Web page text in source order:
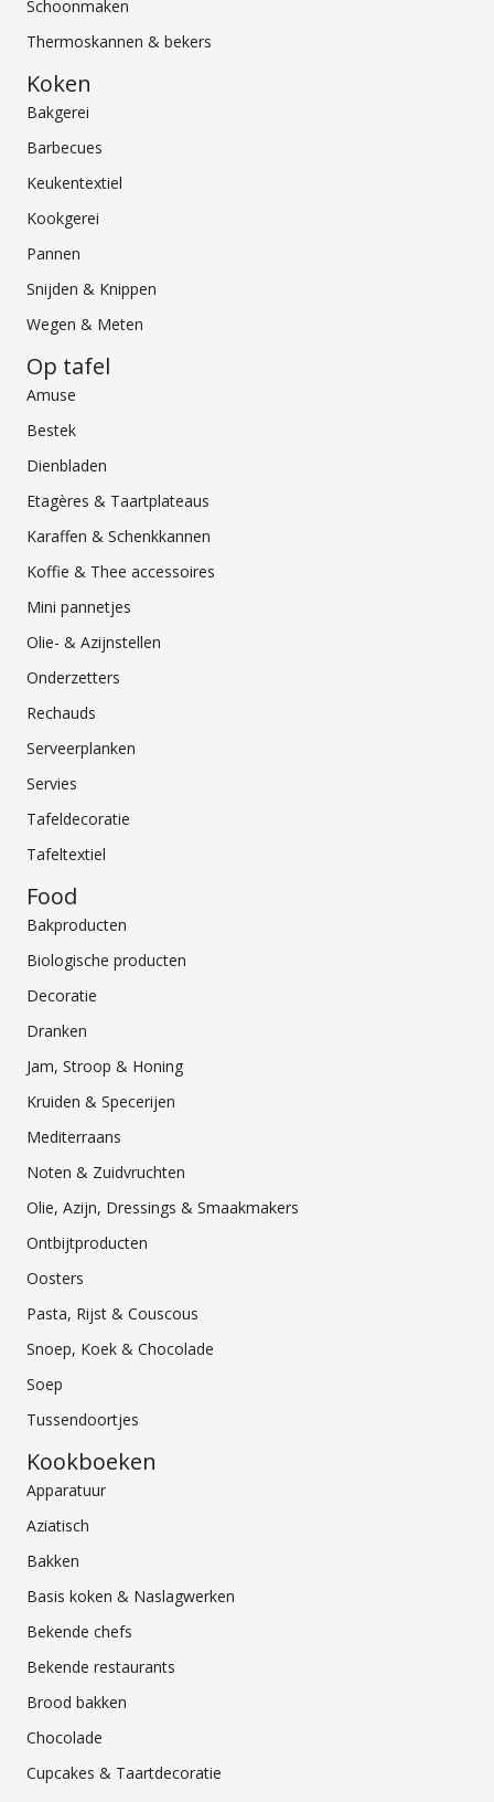
Schoonmaken
Thermoskannen & bekers
Koken
Bakgerei
Barbecues
Keukentextiel
Kookgerei
Pannen
Snijden & Knippen
Wegen & Meten
Op tafel
Amuse
Bestek
Dienbladen
Etagères & Taartplateaus
Karaffen & Schenkkannen
Koffie & Thee accessoires
Mini pannetjes
Olie- & Azijnstellen
Onderzetters
Rechauds
Serveerplanken
Servies
Tafeldecoratie
Tafeltextiel
Food
Bakproducten
Biologische producten
Decoratie
Dranken
Jam, Stroop & Honing
Kruiden & Specerijen
Mediterraans
Noten & Zuidvruchten
Olie, Azijn, Dressings & Smaakmakers
Ontbijtproducten
Oosters
Pasta, Rijst & Couscous
Snoep, Koek & Chocolade
Soep
Tussendoortjes
Kookboeken
Apparatuur
Aziatisch
Bakken
Basis koken & Naslagwerken
Bekende chefs
Bekende restaurants
Brood bakken
Chocolade
Cupcakes & Taartdecoratie